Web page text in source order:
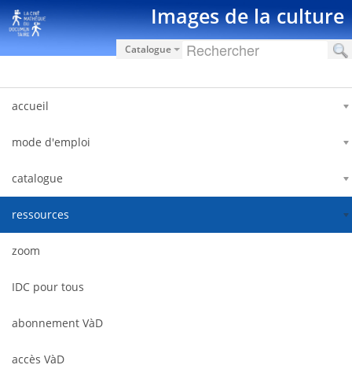
Saut au contenu Images de la culture
Catalogue
accueil
mode d'emploi
catalogue
ressources
zoom
IDC pour tous
abonnement VàD
accès VàD